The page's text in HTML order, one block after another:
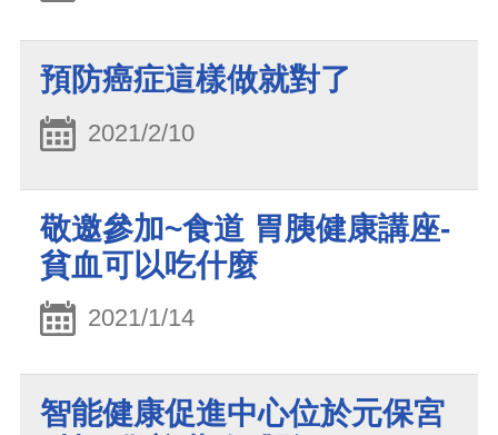
預防癌症這樣做就對了
2021/2/10
敬邀參加~食道 胃胰健康講座-
貧血可以吃什麼
2021/1/14
智能健康促進中心位於元保宮